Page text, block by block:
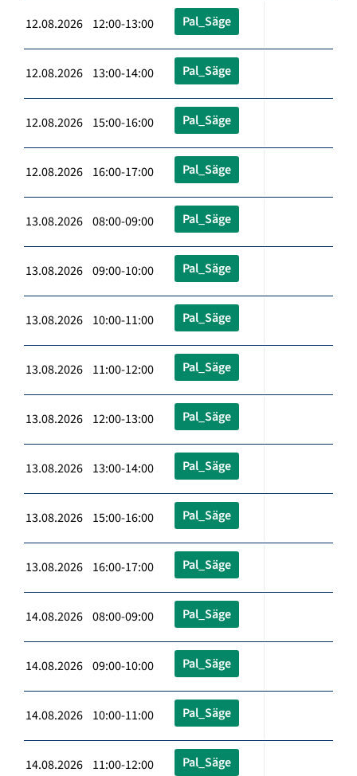
12.08.2026 12:00-13:00 Pal_Säge
12.08.2026 13:00-14:00 Pal_Säge
12.08.2026 15:00-16:00 Pal_Säge
12.08.2026 16:00-17:00 Pal_Säge
13.08.2026 08:00-09:00 Pal_Säge
13.08.2026 09:00-10:00 Pal_Säge
13.08.2026 10:00-11:00 Pal_Säge
13.08.2026 11:00-12:00 Pal_Säge
13.08.2026 12:00-13:00 Pal_Säge
13.08.2026 13:00-14:00 Pal_Säge
13.08.2026 15:00-16:00 Pal_Säge
13.08.2026 16:00-17:00 Pal_Säge
14.08.2026 08:00-09:00 Pal_Säge
14.08.2026 09:00-10:00 Pal_Säge
14.08.2026 10:00-11:00 Pal_Säge
14.08.2026 11:00-12:00 Pal_Säge